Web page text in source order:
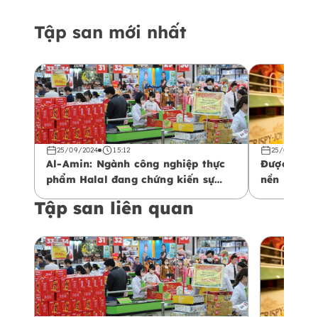
Tập san mới nhất
25/09/2024 15:12
Al-Amin: Ngành công nghiệp thực
phẩm Halal đang chứng kiến sự
cầu
25/09/2024
Được hỗ
nền kinh
Tập san liên quan